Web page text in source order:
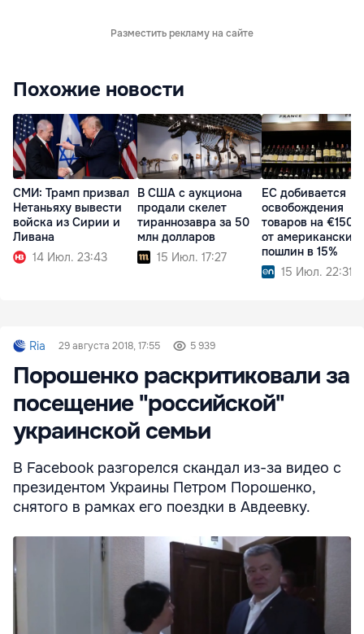
Разместить рекламу на сайте
Похожие новости
СМИ: Трамп призвал
Нетаньяху вывести
войска из Сирии и
Ливана
14 Июл. 23:43
В США с аукциона
продали скелет
тираннозавра за 50
млн долларов
15 Июл. 17:27
ЕС добивается
освобождения
товаров на €150
от американских
пошлин в 15%
15 Июл. 22:31
Ria 29 августа 2018, 17:55 5 939
Порошенко раскритиковали за
посещение "российской"
украинской семьи
В Facebook разгорелся скандал из-за видео с
президентом Украины Петром Порошенко,
снятого в рамках его поездки в Авдеевку.